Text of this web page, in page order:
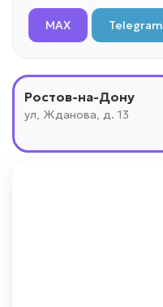
MAX Telegram
Ростов-на-Дону
ул, Жданова, д. 13